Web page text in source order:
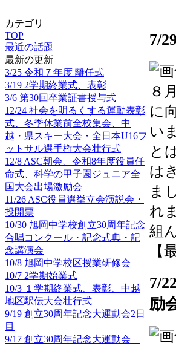
カテゴリ
TOP
最近の話題
最新の更新
3/25 令和７年度 離任式
3/19 2学期終業式、表彰
3/6 第30回卒業証書授与式
12/24 社会を明るくする運動表彰
式、冬季休業前全校集会、中
越・県スキー大会・全日本U16フ
ットサル選手権大会壮行式
12/8 ASC朝会、令和8年度役員任
命式、科学の甲子園ジュニア全
国大会出場激励会
11/26 ASC役員選挙立会演説会・
投開票
10/30 旭岡中学校創立30周年記念
合唱コンクール・記念式典・記
念講演会
10/8 旭岡中学校区授業研修会
10/7 2学期始業式
10/3 １学期終業式、表彰、中越
地区駅伝大会壮行式
9/19 創立30周年記念大運動会2日
目
9/17 創立30周年記念大運動会
7/
８
に
い
と
は
ま
れ
組
【
7/
励